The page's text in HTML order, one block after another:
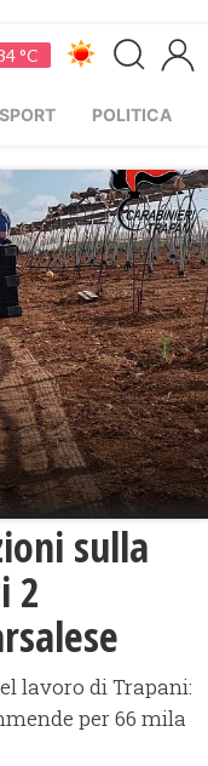
°C
SPORT POLITICA
sulla
2
lavoro di Trapani:
per 66 mila